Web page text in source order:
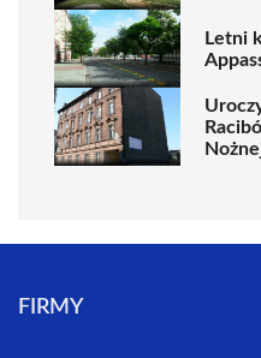
Letni
FIRMY